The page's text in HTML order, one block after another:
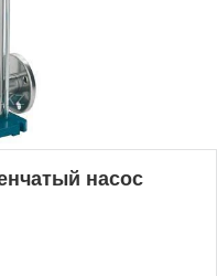
насос